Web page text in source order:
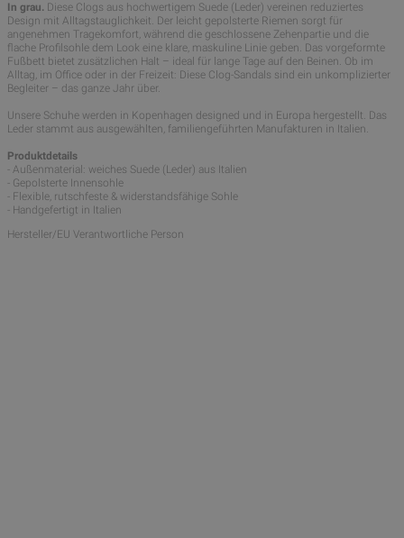
In grau. Diese Clogs aus hochwertigem Suede (Leder) vereinen reduziertes
Design mit Alltagstauglichkeit. Der leicht gepolsterte Riemen sorgt für
angenehmen Tragekomfort, während die geschlossene Zehenpartie und die
flache Profilsohle dem Look eine klare, maskuline Linie geben. Das vorgeformte
Fußbett bietet zusätzlichen Halt – ideal für lange Tage auf den Beinen. Ob im
Alltag, im Office oder in der Freizeit: Diese Clog-Sandals sind ein unkomplizierter
Begleiter – das ganze Jahr über.
Unsere Schuhe werden in Kopenhagen designed und in Europa hergestellt. Das
Leder stammt aus ausgewählten, familiengeführten Manufakturen in Italien.
Produktdetails
- Außenmaterial: weiches Suede (Leder) aus Italien
- Gepolsterte Innensohle
- Flexible, rutschfeste & widerstandsfähige Sohle
- Handgefertigt in Italien
Hersteller/EU Verantwortliche Person